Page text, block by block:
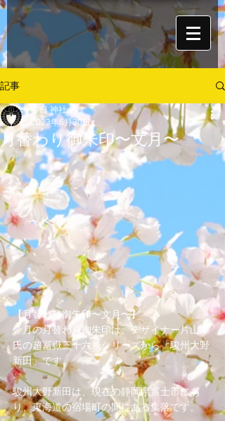
記事
月替わり御朱印〜文月〜
春日 神社
2023年6月30日
【月替わり御朱印〜文月〜】
今月の月替わり御朱印は、デザイナー片山卓
氏の超冨嶽三十六景シリーズから「駿州大野
新田」です。
駿州大野新田は、現在の静岡県富士市にあ
り、東海道の宿場町の間にある集落です。